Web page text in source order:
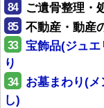
84 ご遺骨整理・
85 不動産・動産
33
宝飾品(ジュ
り
34
お墓まわり(
し)